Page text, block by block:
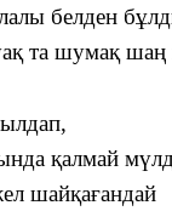
белден
та шумақ
қалмай
шайқағандай